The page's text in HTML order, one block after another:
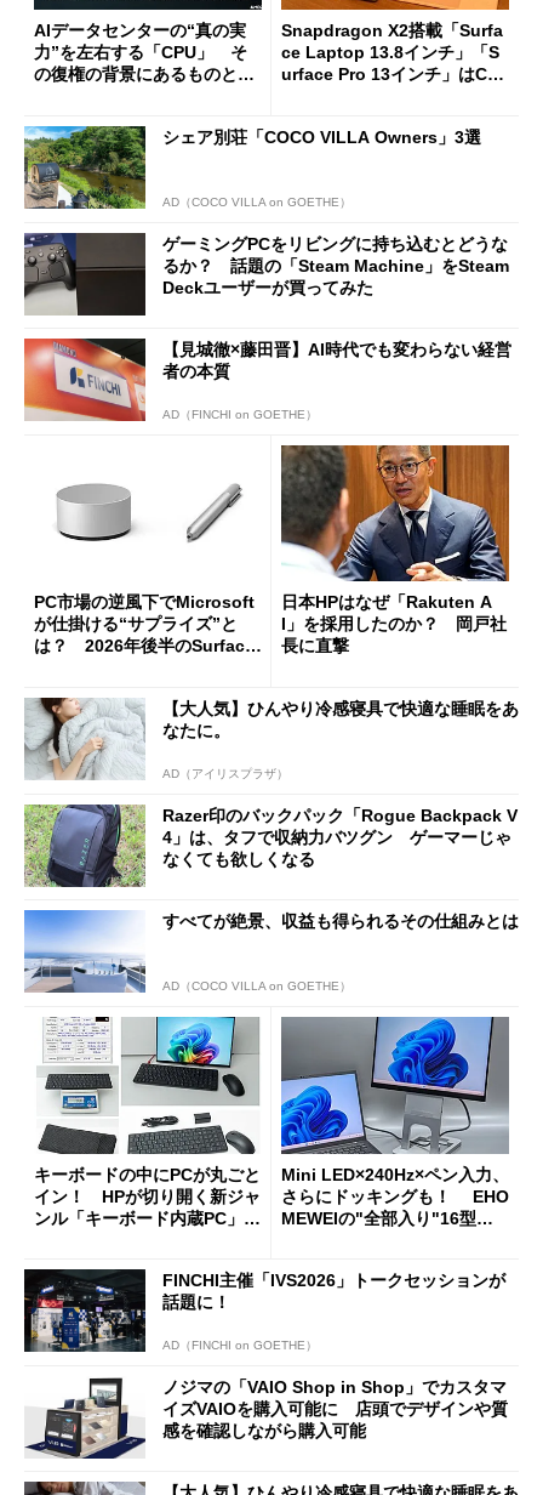
AIデータセンターの“真の実
力”を左右する「CPU」 そ
の復権の背景にあるものと
Snapdragon X2搭載「Surfa
ce Laptop 13.8インチ」「S
urface Pro 13インチ」はCop
た
シェア別荘「COCO VILLA Owners」3選
AD（COCO VILLA on GOETHE）
ゲーミングPCをリビングに持ち込むとどうな
るか？ 話題の「Steam Machine」をSteam
Deckユーザーが買ってみた
【見城徹×藤田晋】AI時代でも変わらない経営
者の本質
AD（FINCHI on GOETHE）
PC市場の逆風下でMicrosoft
が仕掛ける“サプライズ”と
は？ 2026年後半のSurface
日本HPはなぜ「Rakuten A
I」を採用したのか？ 岡戸社
長に直撃
【大人気】ひんやり冷感寝具で快適な睡眠をあ
なたに。
AD（アイリスプラザ）
Razer印のバックパック「Rogue Backpack V
4」は、タフで収納力バツグン ゲーマーじゃ
なくても欲しくなる
すべてが絶景、収益も得られるその仕組みとは
AD（COCO VILLA on GOETHE）
キーボードの中にPCが丸ごと
イン！ HPが切り開く新ジャ
ンル「キーボード内蔵PC」の
Mini LED×240Hz×ペン入力、
さらにドッキングも！ EHO
MEWEIの"全部入り"16型モ
FINCHI主催「IVS2026」トークセッションが
話題に！
AD（FINCHI on GOETHE）
ノジマの「VAIO Shop in Shop」でカスタマ
イズVAIOを購入可能に 店頭でデザインや質
感を確認しながら購入可能